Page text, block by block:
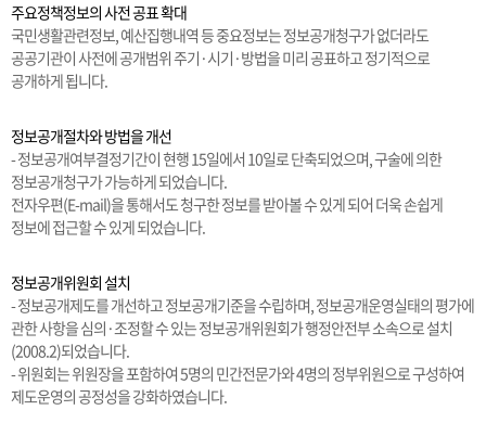
주요정책정보의 사전 공표 확대
국민생활관련정보, 예산집행내역 등 중요정보는 정보공개청구가 없더라도
공공기관이 사전에 공개범위 주기·시기·방법을 미리 공표하고 정기적으로
공개하게 됩니다.
정보공개절차와 방법을 개선
- 정보공개여부결정기간이 현행 15일에서 10일로 단축되었으며, 구술에 의한
정보공개청구가 가능하게 되었습니다.
전자우편(E-mail)을 통해서도 청구한 정보를 받아볼 수 있게 되어 더욱 손쉽게
정보에 접근할 수 있게 되었습니다.
정보공개위원회 설치
- 정보공개제도를 개선하고 정보공개기준을 수립하며, 정보공개운영실태의 평가에
관한 사항을 심의·조정할 수 있는 정보공개위원회가 행정안전부 소속으로 설치
(2008.2)되었습니다.
- 위원회는 위원장을 포함하여 5명의 민간전문가와 4명의 정부위원으로 구성하여
제도운영의 공정성을 강화하였습니다.